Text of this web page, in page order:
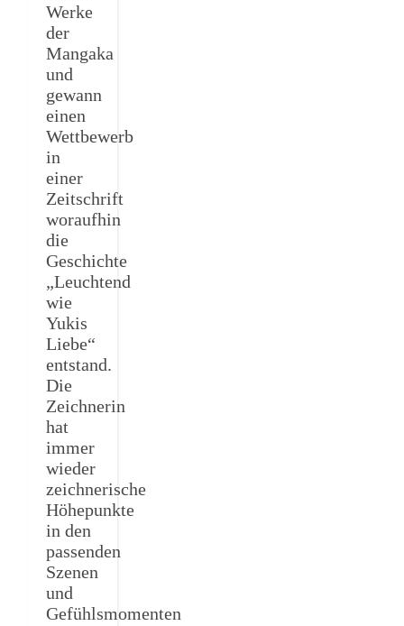
Werke
der
Mangaka
und
gewann
einen
Wettbewerb
in
einer
Zeitschrift
woraufhin
die
Geschichte
„Leuchtend
wie
Yukis
Liebe“
entstand.
Die
Zeichnerin
hat
immer
wieder
zeichnerische
Höhepunkte
in den
passenden
Szenen
und
Gefühlsmomenten